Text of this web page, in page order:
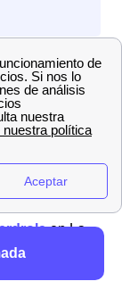
tenía
en
en La Palma
en La
para